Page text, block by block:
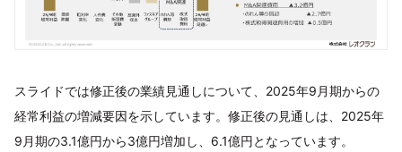
スライドでは修正後の業績見通しについて、2025年9月期からの
経常利益の増減要因を示しています。修正後の見通しは、2025年
9月期の3.1億円から3億円増加し、6.1億円となっています。